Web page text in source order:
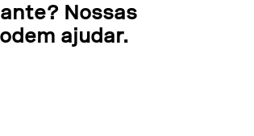
Nossas
ajudar.